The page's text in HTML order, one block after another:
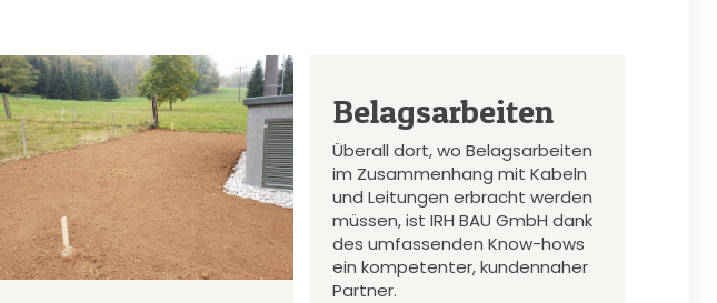
Belagsarbeiten
Überall dort, wo Belagsarbeiten
im Zusammenhang mit Kabeln
und Leitungen erbracht werden
müssen, ist IRH BAU GmbH dank
des umfassenden Know-hows
ein kompetenter, kundennaher
Partner.